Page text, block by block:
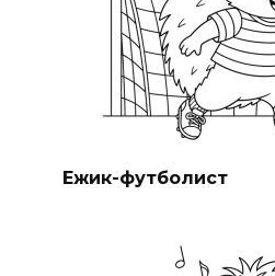
Ежик-футболист